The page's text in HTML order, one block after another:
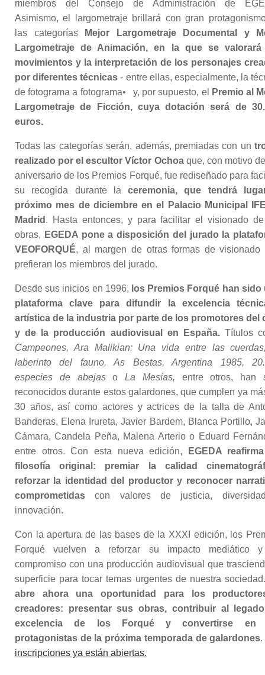
miembros del Consejo de Administración de
Asimismo, el largometraje brillará con gran
las categorías
Mejor Largometraje Documental y
Largometraje de Animación, en la que se
movimientos y la interpretación de los personajes
por diferentes técnicas - entre ellas, especialmente, la
de fotograma a fotograma• y, por supuesto, el
Premio al
Largometraje de Ficción, cuya dotación será de
euros.
Todas las categorías serán, además, premiadas con un
realizado por el escultor Víctor Ochoaque, con motivo
aniversario de los Premios Forqué, fue rediseñado para
su recogida durante la ceremonia, que tendrá
próximo mes de diciembre en el Palacio Municipal
Madrid . Hasta entonces, y para facilitar el visionado
obras, EGEDA pone a disposición del jurado la
VEOFORQUÉ, al margen de otras formas de visionado
prefieran los miembros del jurado.
Desde sus inicios en 1996, los Premios Forqué han sido
plataforma clave para difundir la excelencia
artística de la industria por parte de los promotores del
y de la producción audiovisual en España.Títulos
Campeones, Ara Malikian: Una vida entre las
laberinto del fauno, As Bestas, Argentina 1985,
especies de abejasoLa Mesías, entre otros, han
reconocidos durante estos galardones, que cumplen ya
30 años, así como actores y actrices de la talla de
Banderas, Elena Irureta, Javier Bardem, Blanca Portillo,
Cámara, Candela Peña, Malena Arterio o Eduard
entre otros. Con esta nueva edición,
EGEDA
filosofía original: premiar la calidad
reforzar la identidad del productor y reconocer
comprometidas con valores de justicia,
innovación.
Con la apertura de las bases de la XXXI edición, los
Forqué vuelven a reforzar su impacto mediático
compromiso con una producción audiovisual que
superficie para tocar temas urgentes de nuestra
abre ahora una oportunidad para los
creadores: presentar sus obras, contribuir al
excelencia de los Forqué y convertirse en
protagonistas de la próxima temporada de galardones
inscripciones ya están abiertas.